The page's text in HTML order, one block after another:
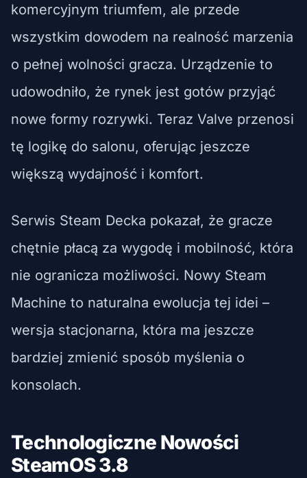
komercyjnym triumfem, ale przede
wszystkim dowodem na realność marzenia
o pełnej wolności gracza. Urządzenie to
udowodniło, że rynek jest gotów przyjąć
nowe formy rozrywki. Teraz Valve przenosi
tę logikę do salonu, oferując jeszcze
większą wydajność i komfort.
Serwis Steam Decka pokazał, że gracze
chętnie płacą za wygodę i mobilność, która
nie ogranicza możliwości. Nowy Steam
Machine to naturalna ewolucja tej idei –
wersja stacjonarna, która ma jeszcze
bardziej zmienić sposób myślenia o
konsolach.
Technologiczne Nowości
SteamOS 3.8